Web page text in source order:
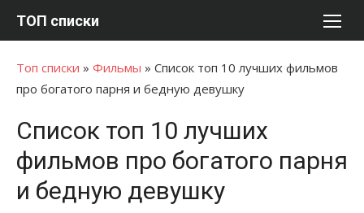
ТОП списки
Топ списки » Фильмы » Список топ 10 лучших фильмов
про богатого парня и бедную девушку
Список топ 10 лучших
фильмов про богатого парня
и бедную девушку